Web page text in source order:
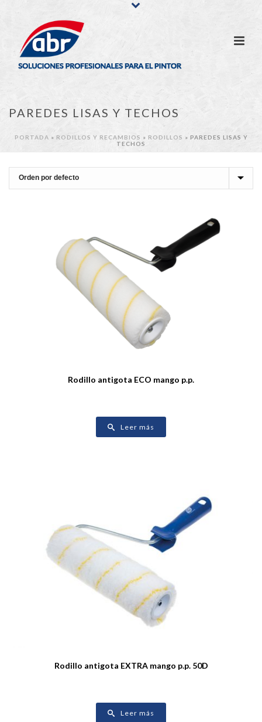
PAREDES LISAS Y TECHOS
PORTADA » RODILLOS Y RECAMBIOS » RODILLOS » PAREDES LISAS Y
TECHOS
Rodillo antigota ECO mango p.p.
Leer más
Rodillo antigota EXTRA mango p.p. 50D
Leer más